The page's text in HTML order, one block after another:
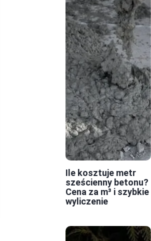
Ile kosztuje metr
sześcienny betonu?
Cena za m³ i szybkie
wyliczenie